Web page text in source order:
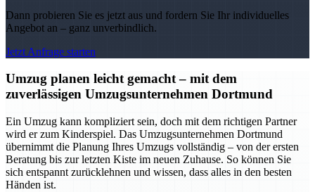
Dann probieren Sie es jetzt aus und fordern Sie Ihr individuelles
Angebot an – ganz unverbindlich.
Jetzt Anfrage starten
Umzug planen leicht gemacht – mit dem
zuverlässigen Umzugsunternehmen Dortmund
Ein Umzug kann kompliziert sein, doch mit dem richtigen Partner
wird er zum Kinderspiel. Das Umzugsunternehmen Dortmund
übernimmt die Planung Ihres Umzugs vollständig – von der ersten
Beratung bis zur letzten Kiste im neuen Zuhause. So können Sie
sich entspannt zurücklehnen und wissen, dass alles in den besten
Händen ist.